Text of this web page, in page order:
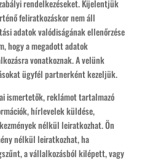
rendelkezéseket. Kijelentjük
feliratkozáskor nem áll
adatok valódiságának ellenőrzése
hogy a megadott adatok
vonatkoznak. A velünk
ügyfél partnerként kezeljük.
ismertetők, reklámot tartalmazó
hírlevelek küldése,
nélkül leiratkozhat. Ön
nélkül leiratkozhat, ha
a vállalkozásból kilépett, vagy